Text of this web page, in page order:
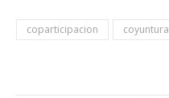
coparticipacion coyuntura